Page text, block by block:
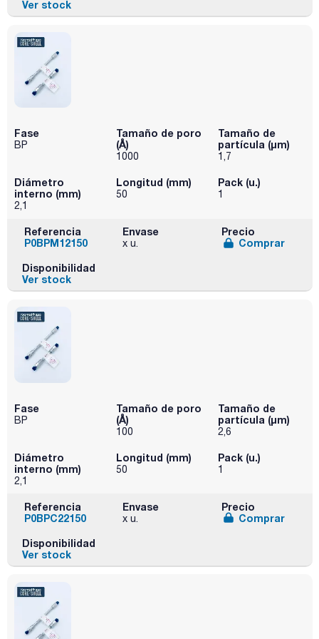
Ver stock
Fase
BP
Tamaño de poro
(Å)
1000
Tamaño de
partícula (μm)
1,7
Diámetro
interno (mm)
2,1
Longitud (mm)
50
Pack (u.)
1
Referencia
P0BPM12150
Envase
x u.
Precio
Comprar
Disponibilidad
Ver stock
Fase
BP
Tamaño de poro
(Å)
100
Tamaño de
partícula (μm)
2,6
Diámetro
interno (mm)
2,1
Longitud (mm)
50
Pack (u.)
1
Referencia
P0BPC22150
Envase
x u.
Precio
Comprar
Disponibilidad
Ver stock